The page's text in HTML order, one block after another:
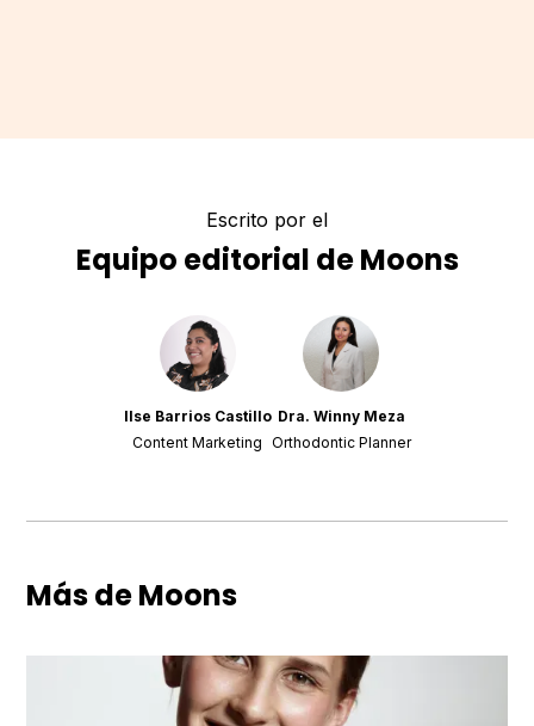
Escrito por el
Equipo editorial de Moons
Ilse Barrios Castillo
Content Marketing
Dra. Winny Meza
Orthodontic Planner
Más de Moons